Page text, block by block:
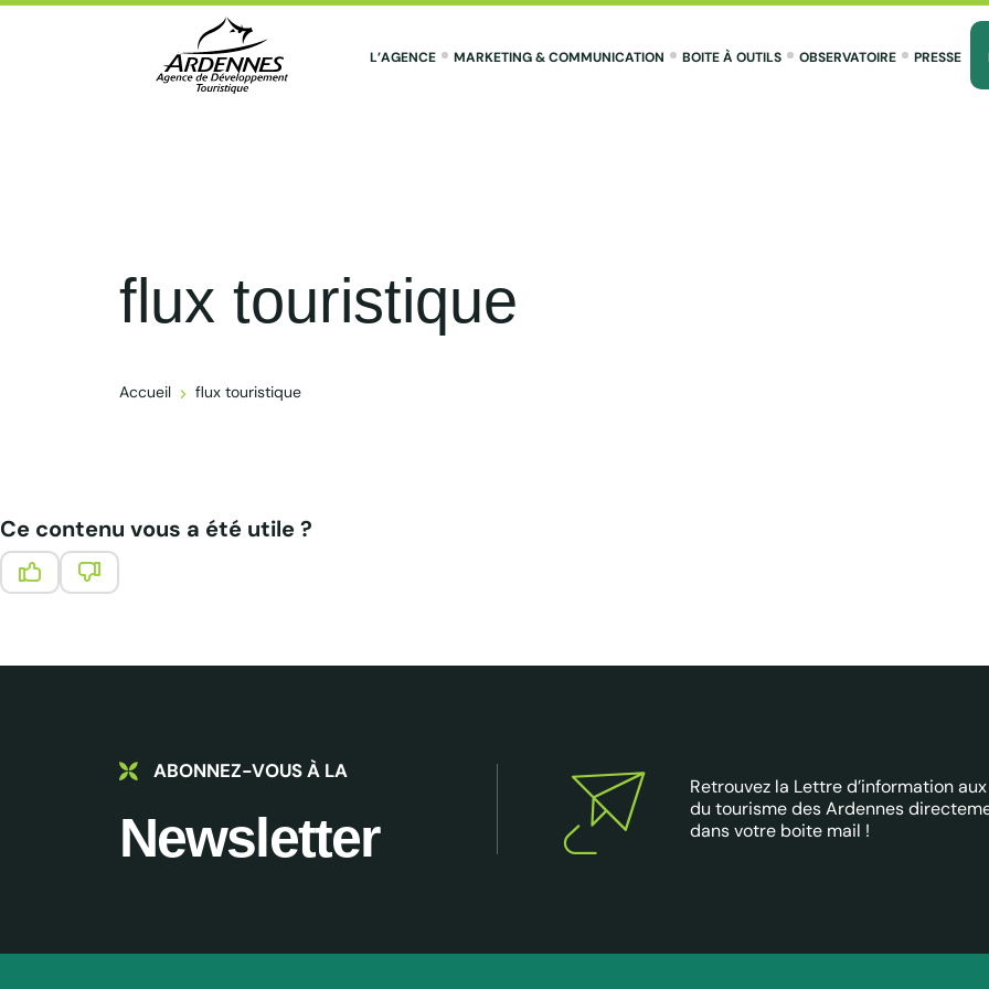
L’AGENCE MARKETING & COMMUNICATION BOITE À OUTILS OBSERVATOIRE PRESSE
flux touristique
Accueil flux touristique
Ce contenu vous a été utile ?
ABONNEZ-VOUS À LA
Newsletter
Retrouvez la Lettre d’information
du tourisme des Ardennes
dans votre boite mail !